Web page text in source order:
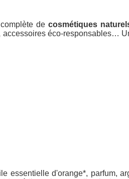
de cosmétiques
accessoires éco-responsables…
essentielle d'orange*, parfum,